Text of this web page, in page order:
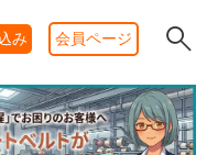
み 会員ページ